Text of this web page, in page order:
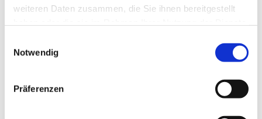
weiteren Daten zusammen, die Sie ihnen bereitgestellt
Notwendig
Präferenzen